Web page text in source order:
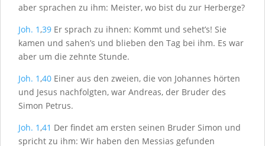
aber sprachen zu ihm: Meister, wo bist du zur Herberge?
Joh. 1,39 Er sprach zu ihnen: Kommt und sehet’s! Sie
kamen und sahen’s und blieben den Tag bei ihm. Es war
aber um die zehnte Stunde.
Joh. 1,40 Einer aus den zweien, die von Johannes hörten
und Jesus nachfolgten, war Andreas, der Bruder des
Simon Petrus.
Joh. 1,41 Der findet am ersten seinen Bruder Simon und
spricht zu ihm: Wir haben den Messias gefunden